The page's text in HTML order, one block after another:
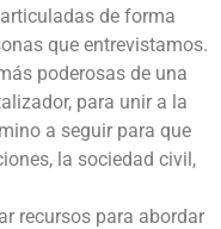
de forma
que entrevistamos.
poderosas de una
para unir a la
a seguir para que
la sociedad civil,
recursos para abordar